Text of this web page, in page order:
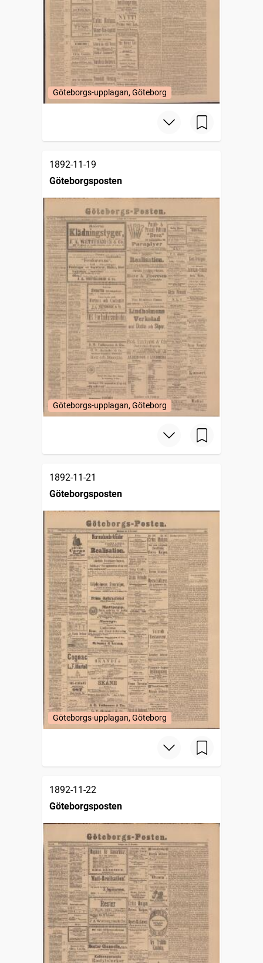
Göteborgs-upplagan, Göteborg
1892-11-19
Göteborgsposten
Göteborgs-upplagan, Göteborg
1892-11-21
Göteborgsposten
Göteborgs-upplagan, Göteborg
1892-11-22
Göteborgsposten